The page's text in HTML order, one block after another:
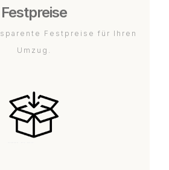
Festpreise
Festpreise für Ihren
Umzug.